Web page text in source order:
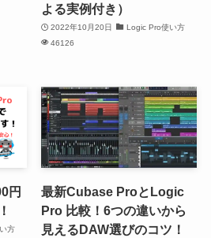
よる実例付き）
2022年10月20日
Logic Pro使い方
46126
円
方
最新Cubase ProとLogic
Pro 比較！6つの違いから
見えるDAW選びのコツ！